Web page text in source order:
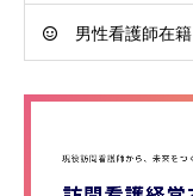
男性看護師在籍